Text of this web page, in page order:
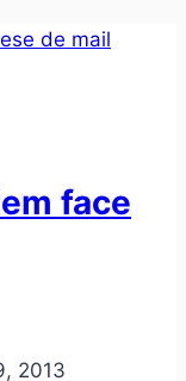
face
2013